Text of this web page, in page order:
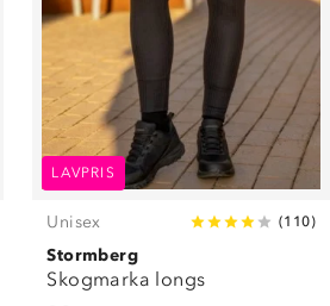
LAVPRIS
Unisex (110)
Stormberg
Skogmarka longs